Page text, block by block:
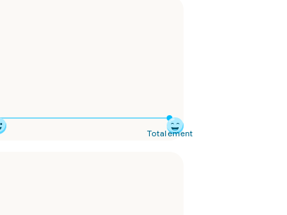
Totalement